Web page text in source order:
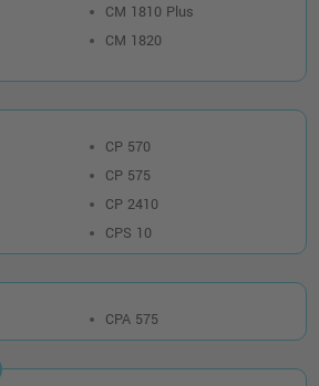
CM 1810 Plus
CM 1820
CP 570
CP 575
CP 2410
CPS 10
CPA 575